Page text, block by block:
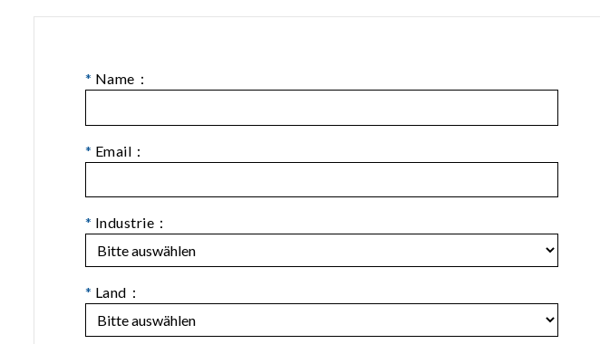
* Name：
* Email：
* Industrie：
* Land：